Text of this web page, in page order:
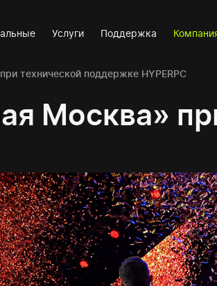
Услуги Поддержка
технической поддержке HYPERPC
Москва»